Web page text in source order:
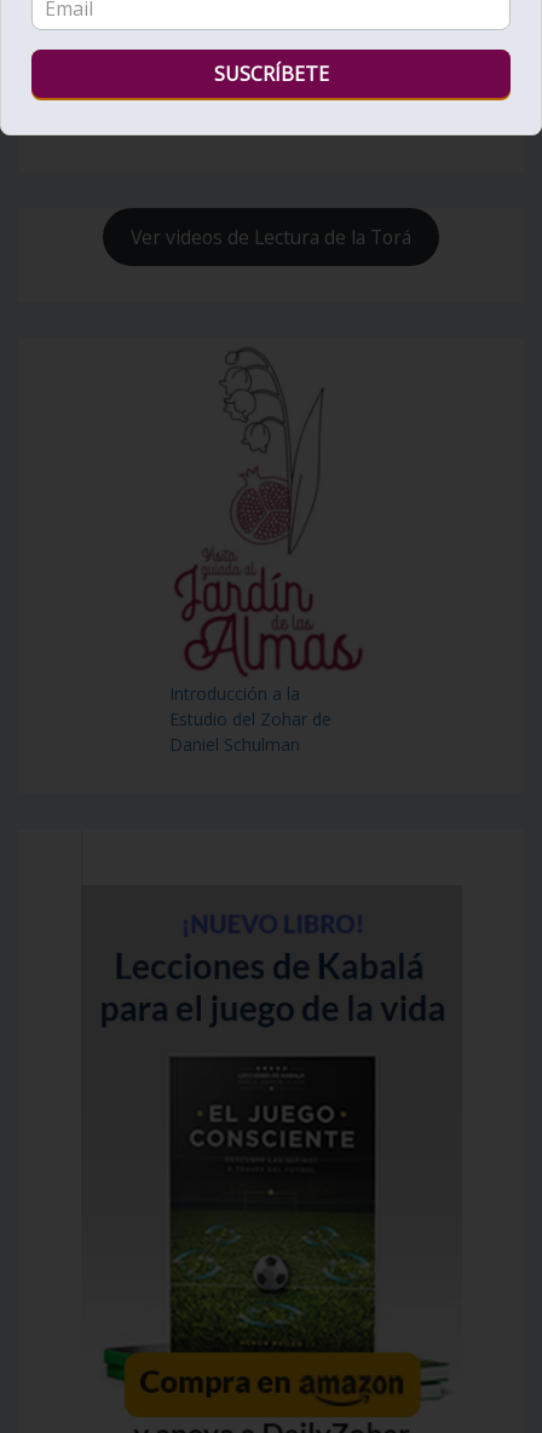
Ver videos de Lectura de la Torá
Introducción a la
Estudio del Zohar de
Daniel Schulman